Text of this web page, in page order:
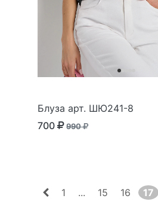
Блуза арт. ШЮ241-8
700
990
1 ... 15 16 17